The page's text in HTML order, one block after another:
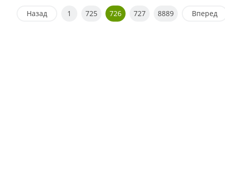
Назад 1 725 726 727 8889 Вперед